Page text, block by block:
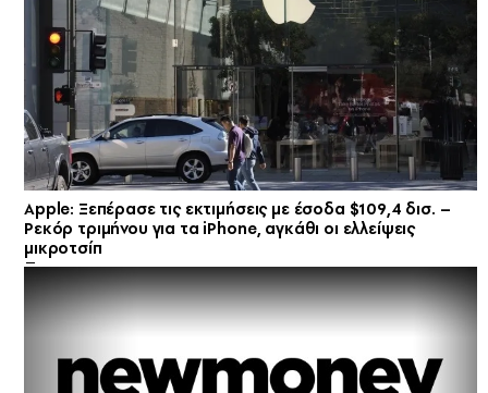
Apple: Ξεπέρασε τις εκτιμήσεις με έσοδα $109,4 δισ. –
Ρεκόρ τριμήνου για τα iPhone, αγκάθι οι ελλείψεις
μικροτσίπ